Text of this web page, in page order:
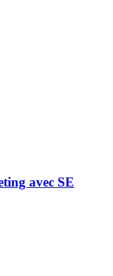
avec SE